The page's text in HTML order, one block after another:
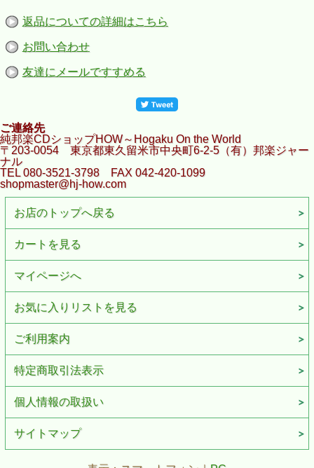
返品についての詳細はこちら
お問い合わせ
友達にメールですすめる
ご連絡先
純邦楽CDショップHOW～Hogaku On the World
〒203-0054 東京都東久留米市中央町6-2-5（有）邦楽ジャー
ナル
TEL 080-3521-3798 FAX 042-420-1099
shopmaster@hj-how.com
お店のトップへ戻る
カートを見る
マイページへ
お気に入りリストを見る
ご利用案内
特定商取引法表示
個人情報の取扱い
サイトマップ